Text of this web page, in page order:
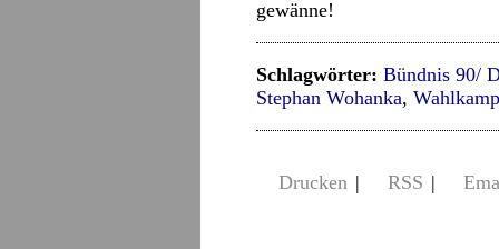
gewänne!
Schlagwörter: Bündnis 90/
Stephan Wohanka,
Drucken | RSS |